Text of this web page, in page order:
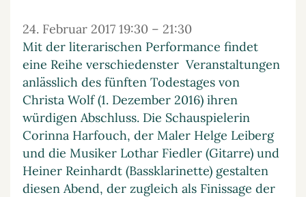
24. Februar 2017 19:30 – 21:30
Mit der literarischen Performance findet
eine Reihe verschiedenster Veranstaltungen
anlässlich des fünften Todestages von
Christa Wolf (1. Dezember 2016) ihren
würdigen Abschluss. Die Schauspielerin
Corinna Harfouch, der Maler Helge Leiberg
und die Musiker Lothar Fiedler (Gitarre) und
Heiner Reinhardt (Bassklarinette) gestalten
diesen Abend, der zugleich als Finissage der